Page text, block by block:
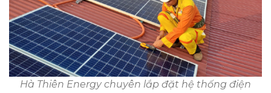
Hà Thiên Energy chuyên lắp đặt hệ thống điện